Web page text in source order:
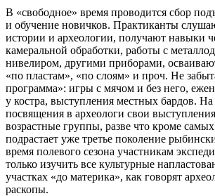
В «свободное» время проводится сбор
и обучение новичков. Практиканты
истории и археологии, получают навыки
камеральной обработки, работы с
нивелиром, другими приборами,
«по пластам», «по слоям» и проч. Не
программа»: игры с мячом и без него,
у костра, выступления местных бардов.
посвящения в археологи свои
возрастные группы, разве что кроме
подрастает уже третье поколение
время полевого сезона участникам
только изучить все культурные
участках «до материка», как говорят
раскопы.